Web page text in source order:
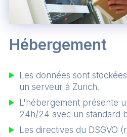
Hébergement
Les données sont
un serveur à Zurich.
L'hébergement présente
24h/24 avec un standard
Les directives du DSGVO